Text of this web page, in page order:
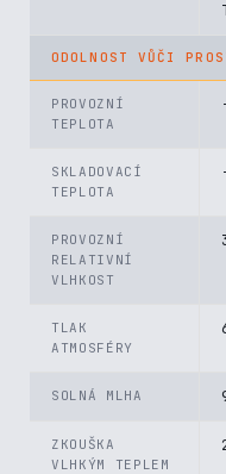
ODOLNOST VŮČI
PROVOZNÍ
TEPLOTA
SKLADOVACÍ
TEPLOTA
PROVOZNÍ
RELATIVNÍ
VLHKOST
TLAK
ATMOSFÉRY
SOLNÁ MLHA
ZKOUŠKA
VLHKÝM TEPLEM